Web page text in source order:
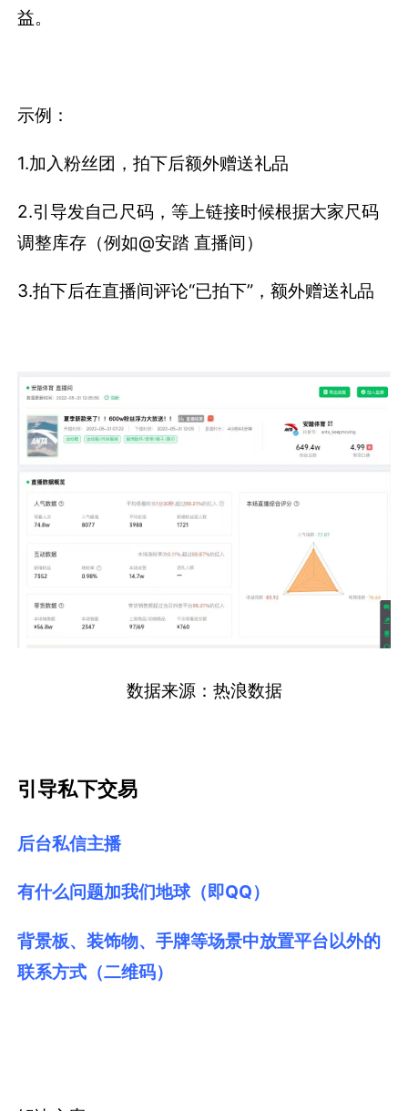
益。
示例：
1.加入粉丝团，拍下后额外赠送礼品
2.引导发自己尺码，等上链接时候根据大家尺码
调整库存（例如@安踏 直播间）
3.拍下后在直播间评论“已拍下”，额外赠送礼品
数据来源：热浪数据
引导私下交易
后台私信主播
有什么问题加我们地球（即QQ）
背景板、装饰物、手牌等场景中放置平台以外的
联系方式（二维码）